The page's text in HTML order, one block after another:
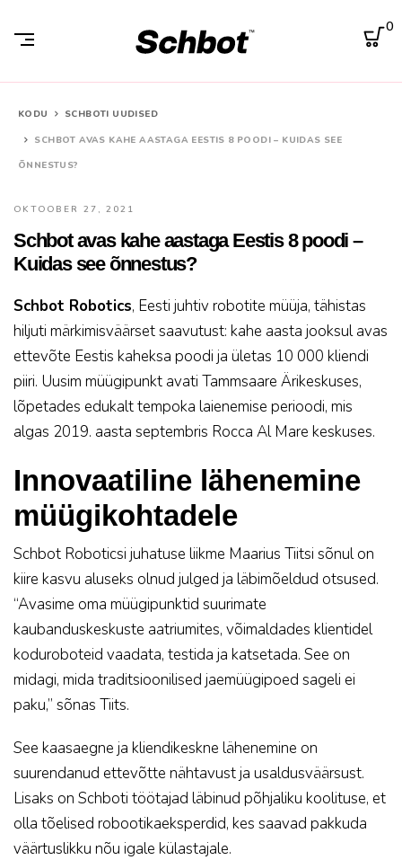
0
KODU SCHBOTI UUDISED
SCHBOT AVAS KAHE AASTAGA EESTIS 8 POODI – KUIDAS SEE
ÕNNESTUS?
OKTOOBER 27, 2021
Schbot avas kahe aastaga Eestis 8 poodi –
Kuidas see õnnestus?
Schbot Robotics, Eesti juhtiv robotite müüja, tähistas
hiljuti märkimisväärset saavutust: kahe aasta jooksul avas
ettevõte Eestis kaheksa poodi ja ületas 10 000 kliendi
piiri. Uusim müügipunkt avati Tammsaare Ärikeskuses,
lõpetades edukalt tempoka laienemise perioodi, mis
algas 2019. aasta septembris Rocca Al Mare keskuses.
Innovaatiline lähenemine
müügikohtadele
Schbot Roboticsi juhatuse liikme Maarius Tiitsi sõnul on
kiire kasvu aluseks olnud julged ja läbimõeldud otsused.
“Avasime oma müügipunktid suurimate
kaubanduskeskuste aatriumites, võimaldades klientidel
koduroboteid vaadata, testida ja katsetada. See on
midagi, mida traditsioonilised jaemüügipoed sageli ei
paku,” sõnas Tiits.
See kaasaegne ja kliendikeskne lähenemine on
suurendanud ettevõtte nähtavust ja usaldusväärsust.
Lisaks on Schboti töötajad läbinud põhjaliku koolituse, et
olla tõelised robootikaeksperdid, kes saavad pakkuda
väärtuslikku nõu igale külastajale.